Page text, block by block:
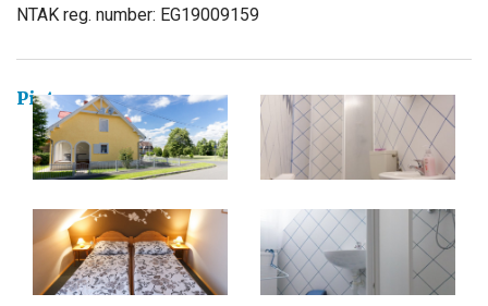
NTAK reg. number: EG19009159
Pictures